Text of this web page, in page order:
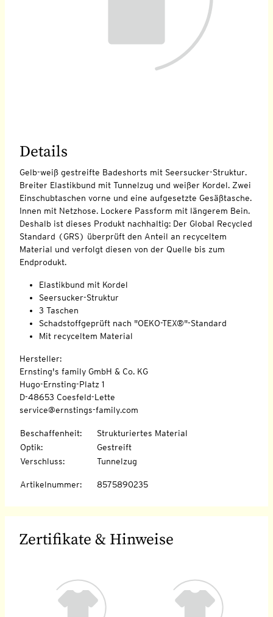
Details
Gelb-weiß gestreifte Badeshorts mit Seersucker-Struktur.
Breiter Elastikbund mit Tunnelzug und weißer Kordel. Zwei
Einschubtaschen vorne und eine aufgesetzte Gesäßtasche.
Innen mit Netzhose. Lockere Passform mit längerem Bein.
Deshalb ist dieses Produkt nachhaltig: Der Global Recycled
Standard (GRS) überprüft den Anteil an recyceltem
Material und verfolgt diesen von der Quelle bis zum
Endprodukt.
Elastikbund mit Kordel
Seersucker-Struktur
3 Taschen
Schadstoffgeprüft nach "OEKO-TEX®"-Standard
Mit recyceltem Material
Hersteller:
Ernsting's family GmbH & Co. KG
Hugo-Ernsting-Platz 1
D-48653 Coesfeld-Lette
service@ernstings-family.com
Beschaffenheit:
Strukturiertes Material
Optik:
Gestreift
Verschluss: Tunnelzug
Artikelnummer: 8575890235
Zertifikate & Hinweise